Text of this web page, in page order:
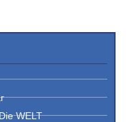
WELT